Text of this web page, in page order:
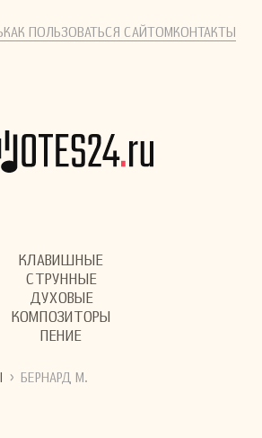
КАК ПОЛЬЗОВАТЬСЯ САЙТОМКОНТАКТЫ
КЛАВИШНЫЕ
СТРУННЫЕ
ДУХОВЫЕ
КОМПОЗИТОРЫ
ПЕНИЕ
› БЕРНАРД М.